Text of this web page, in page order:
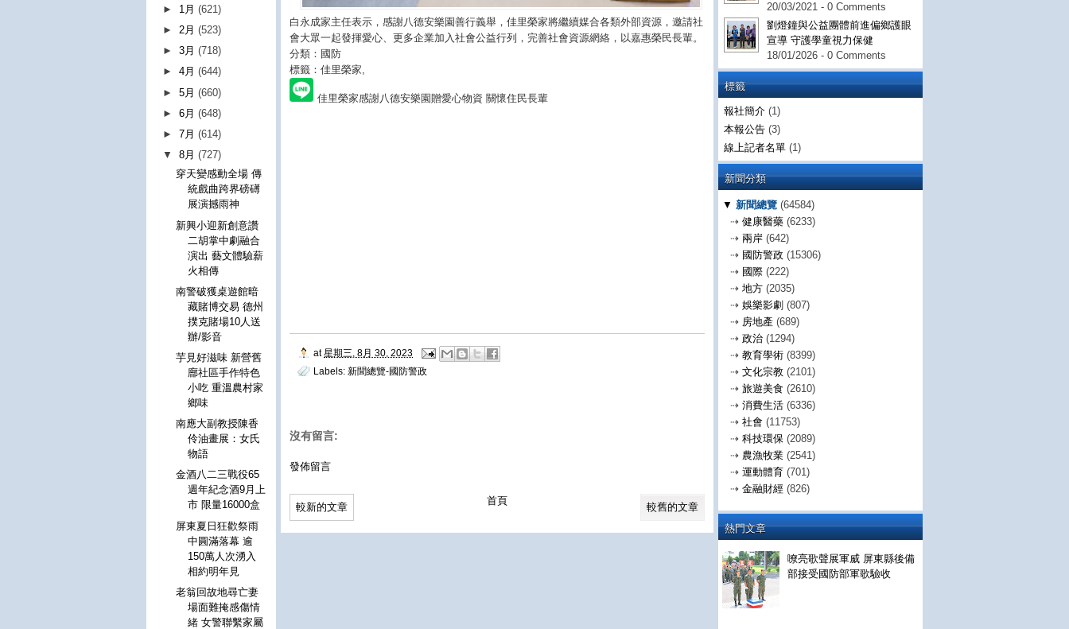
20/03/2021 - 0 Comments
劉燈鐘與公益團體前進偏鄉護眼
宣導 守護學童視力保健
18/01/2026 - 0 Comments
標籤
報社簡介 (1)
本報公告 (3)
線上記者名單 (1)
新聞分類
▼ 新聞總覽 (64584)
⇢ 健康醫藥 (6233)
⇢ 兩岸 (642)
⇢ 國防警政 (15306)
⇢ 國際 (222)
⇢ 地方 (2035)
⇢ 娛樂影劇 (807)
⇢ 房地產 (689)
⇢ 政治 (1294)
⇢ 教育學術 (8399)
⇢ 文化宗教 (2101)
⇢ 旅遊美食 (2610)
⇢ 消費生活 (6336)
⇢ 社會 (11753)
⇢ 科技環保 (2089)
⇢ 農漁牧業 (2541)
⇢ 運動體育 (701)
⇢ 金融財經 (826)
熱門文章
嘹亮歌聲展軍威 屏東縣後備
部接受國防部軍歌驗收
白永成家主任表示，感謝八德安樂園善行義舉，佳里榮家將繼續媒合各類外部資源，邀請社
會大眾一起發揮愛心、更多企業加入社會公益行列，完善社會資源網絡，以嘉惠榮民長輩。
分類：國防
標籤：佳里榮家
佳里榮家感謝八德安樂園贈愛心物資 關懷住民長輩
at 星期三, 8月 30, 2023
Labels: 新聞總覽-國防警政
沒有留言:
發佈留言
較新的文章 較舊的文章
首頁
► 1月(621)
► 2月(523)
►3月(718)
►4月(644)
►5月(660)
►6月(648)
►7月(614)
▼8月(727)
穿天變感動全場 傳
統戲曲跨界磅礡
展演撼雨神
新興小迎新創意讚
二胡掌中劇融合
演出 藝文體驗薪
火相傳
南警破獲桌遊館暗
藏賭博交易 德州
撲克賭場10人送
辦/影音
芋見好滋味 新營舊
廍社區手作特色
小吃 重溫農村家
鄉味
南應大副教授陳香
伶油畫展：女氏
物語
金酒八二三戰役65
週年紀念酒9月上
市 限量16000盒
屏東夏日狂歡祭雨
中圓滿落幕 逾
150萬人次湧入
相約明年見
老翁回故地尋亡妻
場面難掩感傷情
緒 女警聯繫家屬